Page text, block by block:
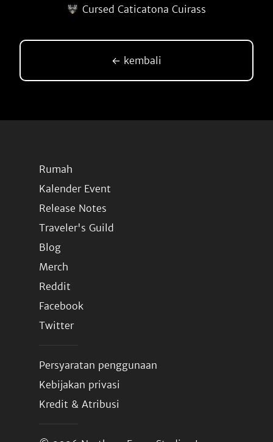
Cursed Caticatona Cuirass
← kembali
Rumah
Kalender Event
Release Notes
Traveler's Guild
Blog
Merch
Reddit
Facebook
Twitter
Persyaratan penggunaan
Kebijakan privasi
Kredit & Atribusi